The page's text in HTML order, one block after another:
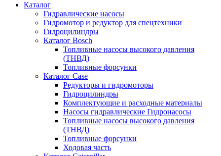
Каталог
Гидравлические насосы
Гидромотор и редуктор для спецтехники
Гидроцилиндры
Каталог Bosch
Топливные насосы высокого давления
(ТНВД)
Топливные форсунки
Каталог Case
Редукторы и гидромоторы
Гидроцилиндры
Комплектующие и расходные материалы
Насосы гидравлические Гидронасосы
Топливные насосы высокого давления
(ТНВД)
Топливные форсунки
Ходовая часть